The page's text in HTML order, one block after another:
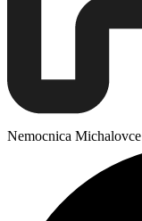
Nemocnica Michalovce